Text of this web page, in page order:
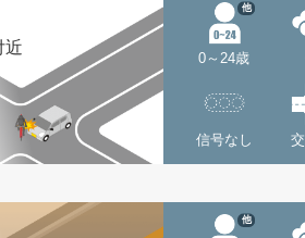
近
0～24歳
他
信号なし
他